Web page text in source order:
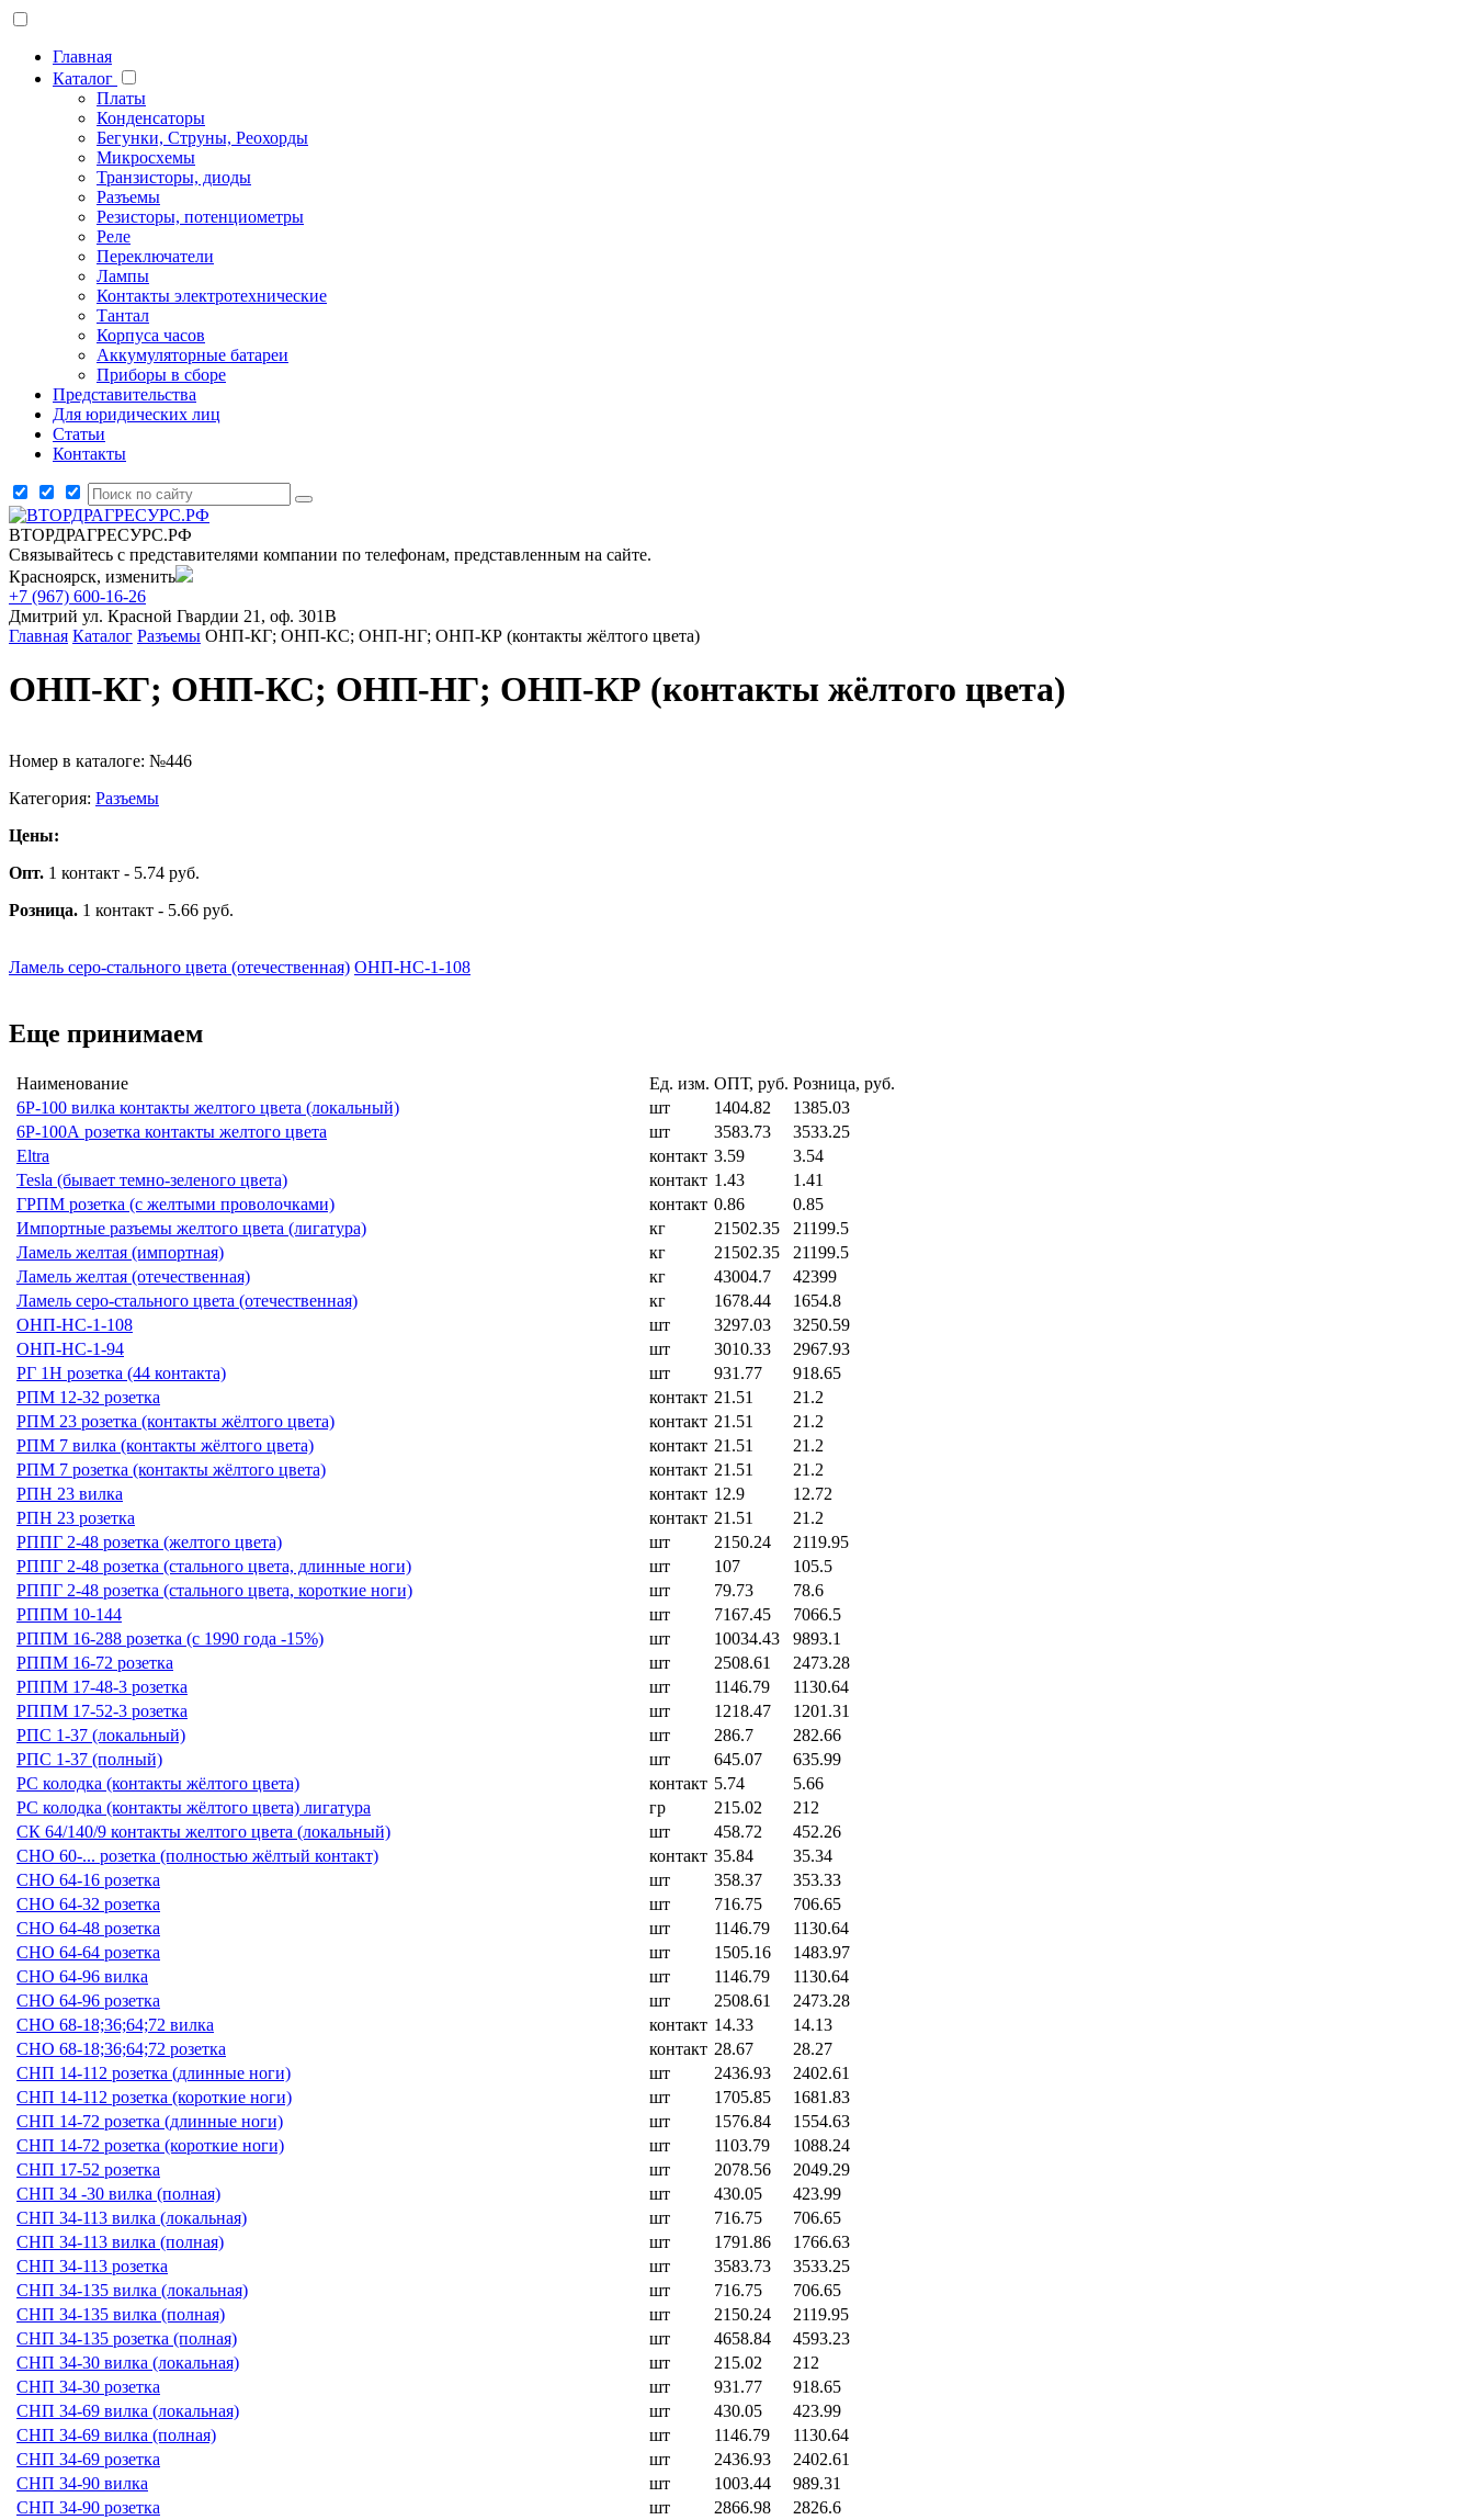
Главная
Каталог
Платы
Конденсаторы
Бегунки, Струны, Реохорды
Микросхемы
Транзисторы, диоды
Разъемы
Резисторы, потенциометры
Реле
Переключатели
Лампы
Контакты электротехнические
Тантал
Корпуса часов
Аккумуляторные батареи
Приборы в сборе
Представительства
Для юридических лиц
Статьи
Контакты
ВТОРДРАГРЕСУРС.РФ
Связывайтесь с представителями компании по телефонам, представленным на сайте.
Красноярск, изменить
+7 (967) 600-16-26
Дмитрий ул. Красной Гвардии 21, оф. 301В
Главная Каталог Разъемы ОНП-КГ; ОНП-КС; ОНП-НГ; ОНП-КР (контакты жёлтого цвета)
ОНП-КГ; ОНП-КС; ОНП-НГ; ОНП-КР (контакты жёлтого цвета)
Номер в каталоге: №446
Категория: Разъемы
Цены:
Опт. 1 контакт - 5.74 руб.
Розница. 1 контакт - 5.66 руб.
Ламель серо-стального цвета (отечественная) ОНП-НС-1-108
Еще принимаем
Наименование Ед. изм. ОПТ, руб. Розница, руб.
6Р-100 вилка контакты желтого цвета (локальный)
шт 1404.82
1385.03
6Р-100А розетка контакты желтого цвета
шт 3583.73
3533.25
Eltra
контакт 3.59
3.54
Tesla (бывает темно-зеленого цвета)
контакт 1.43
1.41
ГРПМ розетка (с желтыми проволочками)
контакт 0.86
0.85
Импортные разъемы желтого цвета (лигатура)
кг 21502.35
21199.5
Ламель желтая (импортная)
кг 21502.35
21199.5
Ламель желтая (отечественная)
кг 43004.7
42399
Ламель серо-стального цвета (отечественная)
кг 1678.44
1654.8
ОНП-НС-1-108
шт 3297.03
3250.59
ОНП-НС-1-94
шт 3010.33
2967.93
РГ 1Н розетка (44 контакта)
шт 931.77
918.65
РПМ 12-32 розетка
контакт 21.51
21.2
РПМ 23 розетка (контакты жёлтого цвета)
контакт 21.51
21.2
РПМ 7 вилка (контакты жёлтого цвета)
контакт 21.51
21.2
РПМ 7 розетка (контакты жёлтого цвета)
контакт 21.51
21.2
РПН 23 вилка
контакт 12.9
12.72
РПН 23 розетка
контакт 21.51
21.2
РППГ 2-48 розетка (желтого цвета)
шт 2150.24
2119.95
РППГ 2-48 розетка (стального цвета, длинные ноги)
шт 107
105.5
РППГ 2-48 розетка (стального цвета, короткие ноги)
шт 79.73
78.6
РППМ 10-144
шт 7167.45
7066.5
РППМ 16-288 розетка (с 1990 года -15%)
шт 10034.43
9893.1
РППМ 16-72 розетка
шт 2508.61
2473.28
РППМ 17-48-3 розетка
шт 1146.79
1130.64
РППМ 17-52-3 розетка
шт 1218.47
1201.31
РПС 1-37 (локальный)
шт 286.7
282.66
РПС 1-37 (полный)
шт 645.07
635.99
РС колодка (контакты жёлтого цвета)
контакт 5.74
5.66
РС колодка (контакты жёлтого цвета) лигатура
гр 215.02
212
СК 64/140/9 контакты желтого цвета (локальный)
шт 458.72
452.26
СНО 60-... розетка (полностью жёлтый контакт)
контакт 35.84
35.34
СНО 64-16 розетка
шт 358.37
353.33
СНО 64-32 розетка
шт 716.75
706.65
СНО 64-48 розетка
шт 1146.79
1130.64
СНО 64-64 розетка
шт 1505.16
1483.97
СНО 64-96 вилка
шт 1146.79
1130.64
СНО 64-96 розетка
шт 2508.61
2473.28
СНО 68-18;36;64;72 вилка
контакт 14.33
14.13
СНО 68-18;36;64;72 розетка
контакт 28.67
28.27
СНП 14-112 розетка (длинные ноги)
шт 2436.93
2402.61
СНП 14-112 розетка (короткие ноги)
шт 1705.85
1681.83
СНП 14-72 розетка (длинные ноги)
шт 1576.84
1554.63
СНП 14-72 розетка (короткие ноги)
шт 1103.79
1088.24
СНП 17-52 розетка
шт 2078.56
2049.29
СНП 34 -30 вилка (полная)
шт 430.05
423.99
СНП 34-113 вилка (локальная)
шт 716.75
706.65
СНП 34-113 вилка (полная)
шт 1791.86
1766.63
СНП 34-113 розетка
шт 3583.73
3533.25
СНП 34-135 вилка (локальная)
шт 716.75
706.65
СНП 34-135 вилка (полная)
шт 2150.24
2119.95
СНП 34-135 розетка (полная)
шт 4658.84
4593.23
СНП 34-30 вилка (локальная)
шт 215.02
212
СНП 34-30 розетка
шт 931.77
918.65
СНП 34-69 вилка (локальная)
шт 430.05
423.99
СНП 34-69 вилка (полная)
шт 1146.79
1130.64
СНП 34-69 розетка
шт 2436.93
2402.61
СНП 34-90 вилка
шт 1003.44
989.31
СНП 34-90 розетка
шт 2866.98
2826.6